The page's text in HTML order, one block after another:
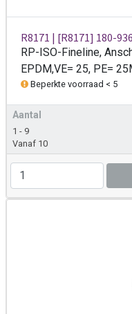
R8171 | [R8171] 180-
RP-ISO-Fineline,
EPDM,VE= 25, PE=
Beperkte voorraad < 5
Aantal
1 - 9
Vanaf 10